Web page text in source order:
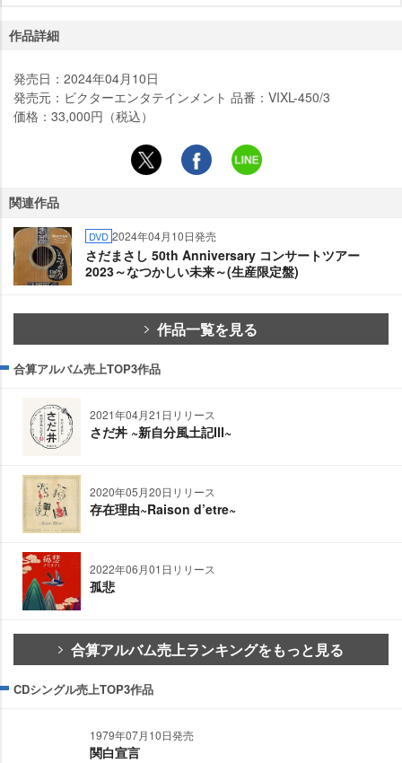
作品詳細
発売日：2024年04月10日
発売元：ビクターエンタテインメント 品番：VIXL-450/3
価格：33,000円（税込）
関連作品
DVD 2024年04月10日発売
さだまさし 50th Anniversary コンサートツアー
2023～なつかしい未来～(生産限定盤)
作品一覧を見る
合算アルバム売上TOP3作品
2021年04月21日リリース
さだ丼 ~新自分風土記Ⅲ~
2020年05月20日リリース
存在理由~Raison d’etre~
2022年06月01日リリース
孤悲
合算アルバム売上ランキングをもっと見る
CDシングル売上TOP3作品
1979年07月10日発売
関白宣言